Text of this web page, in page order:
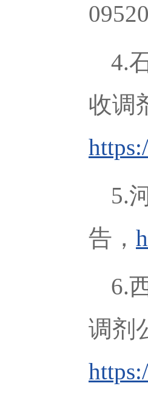
4.
收调
5.
告，
6.
调剂